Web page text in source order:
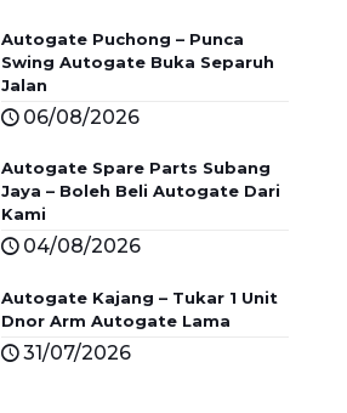
Autogate Puchong – Punca
Swing Autogate Buka Separuh
Jalan
06/08/2026
Autogate Spare Parts Subang
Jaya – Boleh Beli Autogate Dari
Kami
04/08/2026
Autogate Kajang – Tukar 1 Unit
Dnor Arm Autogate Lama
31/07/2026